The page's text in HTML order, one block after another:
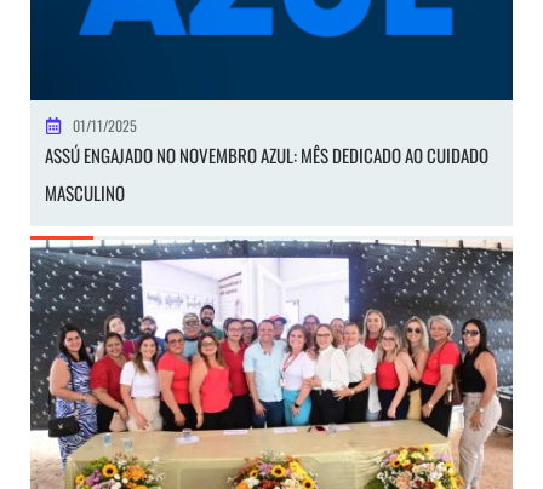
01/11/2025
ASSÚ ENGAJADO NO NOVEMBRO AZUL: MÊS DEDICADO AO CUIDADO
MASCULINO